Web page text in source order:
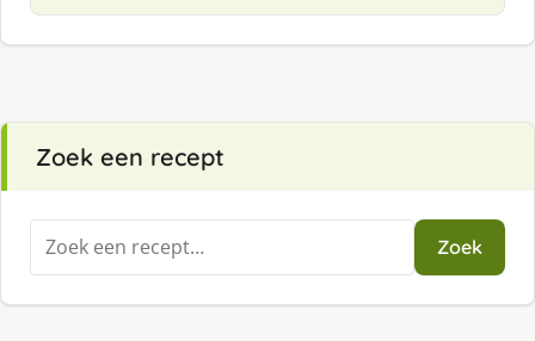
Zoek een recept
Zoeken
naar:
Zoek